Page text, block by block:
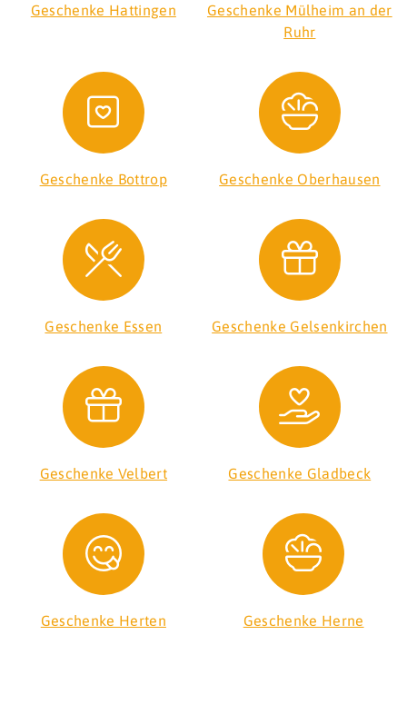
Geschenke Hattingen
Geschenke Mülheim an der
Ruhr
Geschenke Bottrop Geschenke Oberhausen
Geschenke Essen Geschenke Gelsenkirchen
Geschenke Velbert Geschenke Gladbeck
Geschenke Herten Geschenke Herne